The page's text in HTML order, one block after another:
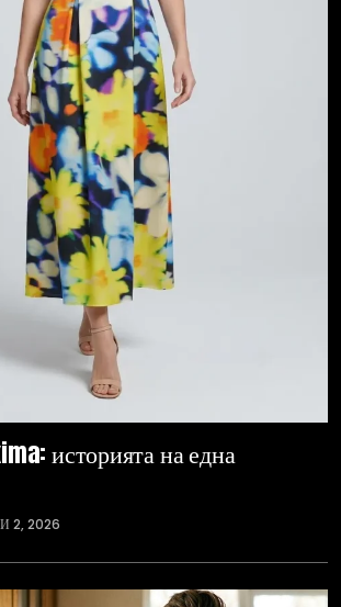
историята на една
2, 2026